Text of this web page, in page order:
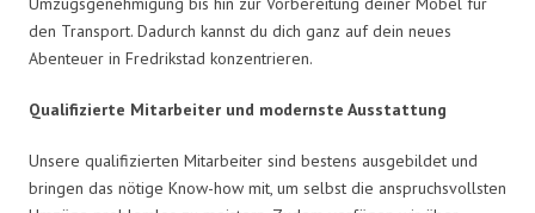
den Transport. Dadurch kannst du dich ganz auf dein neues
Abenteuer in Fredrikstad konzentrieren.
Qualifizierte Mitarbeiter und modernste Ausstattung
Unsere qualifizierten Mitarbeiter sind bestens ausgebildet und
bringen das nötige Know-how mit, um selbst die anspruchsvollsten